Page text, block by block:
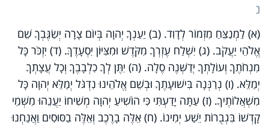
כ
(א) לַמְנַצֵּחַ מִזְמוֹר לְדָוִד. (ב) יַעַנְךָ יְהוָה בְּיוֹם צָרָה יְשַׂגֶּבְךָ שֵׁם
אֱלֹהֵי יַעֲקֹב. (ג) יִשְׁלַח עֶזְרְךָ מִקֹּדֶשׁ וּמִצִּיּוֹן יִסְעָדֶךָּ. (ד) יִזְכֹּר כָּל
מִנְחֹתֶךָ וְעוֹלָתְךָ יְדַשְּׁנֶה סֶלָה. (ה) יִתֶּן לְךָ כִלְבָבֶךָ וְכָל עֲצָתְךָ
יְמַלֵּא. (ו) נְרַנְּנָה בִּישׁוּעָתֶךָ וּבְשֵׁם אֱלֹהֵינוּ נִדְגֹּל יְמַלֵּא יְהוָה כָּל
מִשְׁאֲלוֹתֶיךָ. (ז) עַתָּה יָדַעְתִּי כִּי הוֹשִׁיעַ יְהוָה מְשִׁיחוֹ יַעֲנֵהוּ מִשְּׁמֵי
קָדְשׁוֹ בִּגְבֻרוֹת יֵשַׁע יְמִינוֹ. (ח) אֵלֶּה בָרֶכֶב וְאֵלֶּה בַסּוּסִים וַאֲנַחְנוּ